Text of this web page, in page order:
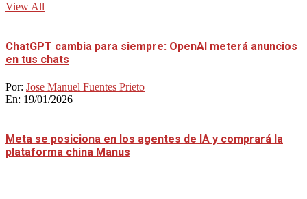
View All
ChatGPT cambia para siempre: OpenAI meterá anuncios
en tus chats
Por: Jose Manuel Fuentes Prieto
En: 19/01/2026
Meta se posiciona en los agentes de IA y comprará la
plataforma china Manus